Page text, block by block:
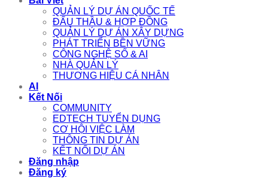
QUẢN LÝ DỰ ÁN QUỐC TẾ
ĐẤU THẦU & HỢP ĐỒNG
QUẢN LÝ DỰ ÁN XÂY DỰNG
PHÁT TRIỂN BỀN VỮNG
CÔNG NGHỆ SỐ & AI
NHÀ QUẢN LÝ
THƯƠNG HIỆU CÁ NHÂN
AI
Kết Nối
COMMUNITY
EDTECH TUYỂN DỤNG
CƠ HỘI VIỆC LÀM
THÔNG TIN DỰ ÁN
KẾT NỐI DỰ ÁN
Đăng nhập
Đăng ký